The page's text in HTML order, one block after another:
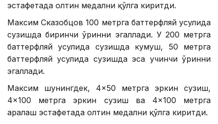
эстафетада олтин медални қўлга киритди.
Максим Сказобцов 100 метрга баттерфляй усулида
сузишда биринчи ўринни эгаллади. У 200 метрга
баттерфляй усулида сузишда кумуш, 50 метрга
баттерфляй усулида сузишда эса учинчи ўринни
эгаллади.
Максим шунингдек, 4×50 метрга эркин сузиш,
4×100 метрга эркин сузиш ва 4×100 метрга
аралаш эстафетада олтин медални қўлга киритди.